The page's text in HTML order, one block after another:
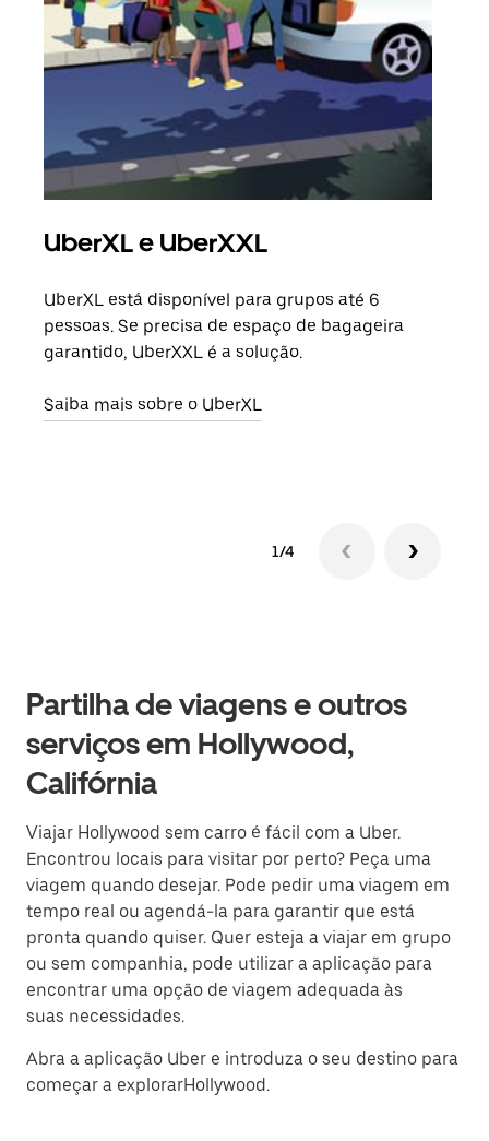
UberXL e UberXXL
UberXL está disponível para grupos até 6
pessoas. Se precisa de espaço de bagageira
garantido, UberXXL é a solução.
Saiba mais sobre o UberXL
1/4
Partilha de viagens e outros
serviços em Hollywood,
Califórnia
Viajar Hollywood sem carro é fácil com a Uber.
Encontrou locais para visitar por perto? Peça uma
viagem quando desejar. Pode pedir uma viagem em
tempo real ou agendá-la para garantir que está
pronta quando quiser. Quer esteja a viajar em grupo
ou sem companhia, pode utilizar a aplicação para
encontrar uma opção de viagem adequada às
suas necessidades.
Abra a aplicação Uber e introduza o seu destino para
começar a explorarHollywood.